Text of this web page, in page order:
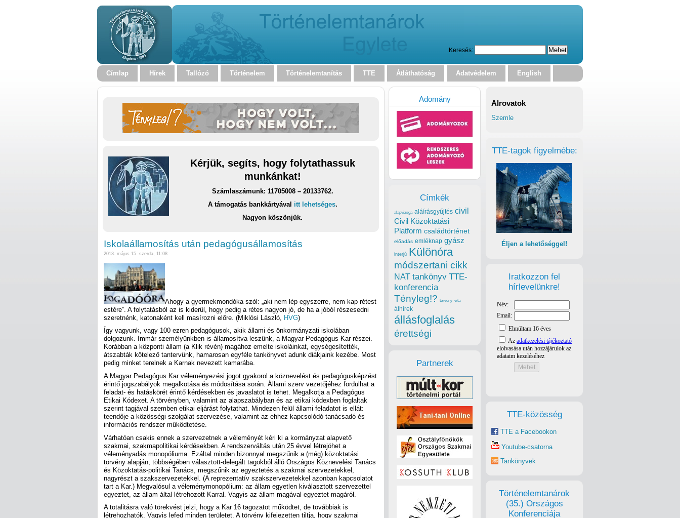
Keresés:
Címlap Hírek Tallózó Történelem Történelemtanítás TTE Átláthatóság Adatvédelem English
Kérjük, segíts, hogy folytathassuk
munkánkat!
Számlaszámunk: 11705008 – 20133762.
A támogatás bankkártyával itt lehetséges.
Nagyon köszönjük.
Iskolaállamosítás után pedagógusállamosítás
2013. május 15. szerda, 11:08
Ahogy a gyermekmondóka szól: „aki nem lép egyszerre, nem kap rétest
estére”. A folytatásból az is kiderül, hogy pedig a rétes nagyon jó, de ha a jóból részesedni
szeretnénk, katonaként kell masírozni előre. (Miklósi László,
HVG)
Így vagyunk, vagy 100 ezren pedagógusok, akik állami és önkormányzati iskolában
dolgozunk. Immár személyünkben is államosítva leszünk, a Magyar Pedagógus Kar részei.
Korábban a központi állam (a Klik révén) magához emelte iskoláinkat, egységesítették,
átszabták kötelező tantervünk, hamarosan egyféle tankönyvet adunk diákjaink kezébe. Most
pedig minket terelnek a Karnak nevezett kamarába.
A Magyar Pedagógus Kar véleményezési jogot gyakorol a köznevelést és pedagógusképzést
érintő jogszabályok megalkotása és módosítása során. Állami szerv vezetőjéhez fordulhat a
feladat- és hatáskörét érintő kérdésekben és javaslatot is tehet. Megalkotja a Pedagógus
Etikai Kódexet. A törvényben, valamint az alapszabályban és az etikai kódexben foglaltak
szerint tagjával szemben etikai eljárást folytathat. Mindezen felül állami feladatot is ellát:
teendője a közösségi szolgálat szervezése, valamint az ehhez kapcsolódó tanácsadó és
információs rendszer működtetése.
Várhatóan csakis ennek a szervezetnek a véleményét kéri ki a kormányzat alapvető
szakmai, szakmapolitikai kérdésekben. A rendszerváltás után 25 évvel létrejöhet a
véleményadás monopóliuma. Ezáltal minden bizonnyal megszűnik a (még) közoktatási
törvény alapján, többségében választott-delegált tagokból álló Országos Köznevelési Tanács
és Közoktatás-politikai Tanács, megszűnik az egyeztetés a szakmai szervezetekkel,
nagyrészt a szakszervezetekkel. (A reprezentatív szakszervezetekkel azonban kapcsolatot
tart a Kar.) Megvalósul a véleménymonopólium: az állam egyetlen kiválasztott szervezettel
egyeztet, az állam által létrehozott Karral. Vagyis az állam magával egyeztet magáról.
A totalitásra való törekvést jelzi, hogy a Kar 16 tagozatot működtet, de továbbiak is
létrehozhatók. Vagyis lefed minden területet. A törvény kifejezetten tiltja, hogy szakmai
Alrovatok
Szemle
TTE-tagok figyelmébe:
Éljen a lehetőséggel!
Iratkozzon fel
hírlevelünkre!
TTE-közösség
TTE a Facebookon
Youtube-csatorna
Tankönyvek
Történelemtanárok
(35.) Országos
Konferenciája
Adomány
Címkék
alapvizsga aláírásgyűjtés civil
Civil Közoktatási
Platform családtörténet
előadás emléknap gyász
interjú Különóra
módszertani cikk
NAT tankönyv TTE-
konferencia
Tényleg!? törvény vita
álhírek
állásfoglalás
érettségi
Partnerek